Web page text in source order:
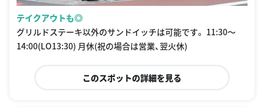
テイクアウトも◎
グリルドステーキ以外のサンドイッチは可能です。 11:30〜
14:00(LO13:30) 月休(祝の場合は営業、翌火休)
このスポットの詳細を見る